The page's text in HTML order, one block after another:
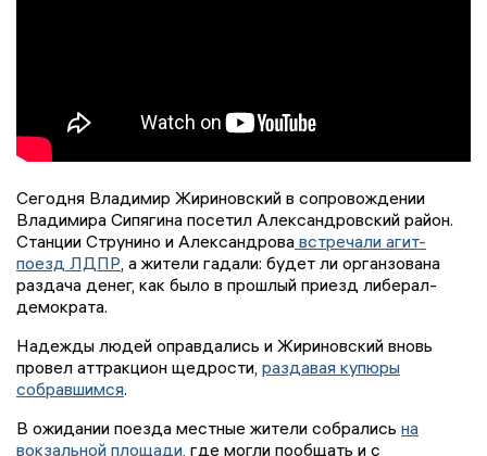
Сегодня Владимир Жириновский в сопровождении
Владимира Сипягина посетил Александровский район.
Станции Струнино и Александрова встречали агит-
поезд ЛДПР , а жители гадали: будет ли органзована
раздача денег, как было в прошлый приезд либерал-
демократа.
Надежды людей оправдались и Жириновский вновь
провел аттракцион щедрости, раздавая купюры
собравшимся.
В ожидании поезда местные жители собрались на
вокзальной площади , где могли пообщать и с